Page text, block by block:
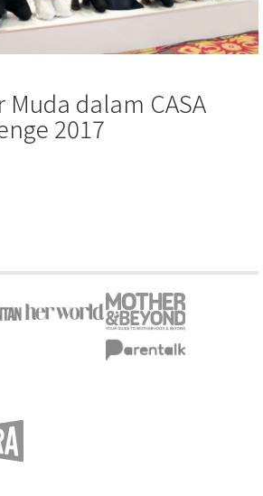
Muda dalam CASA
2017